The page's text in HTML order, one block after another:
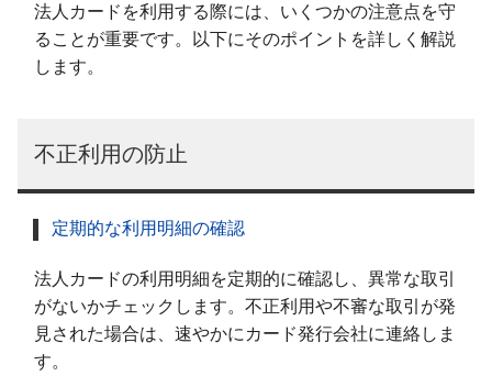
法人カードを利用する際には、いくつかの注意点を守
ることが重要です。以下にそのポイントを詳しく解説
します。
不正利用の防止
定期的な利用明細の確認
法人カードの利用明細を定期的に確認し、異常な取引
がないかチェックします。不正利用や不審な取引が発
見された場合は、速やかにカード発行会社に連絡しま
す。